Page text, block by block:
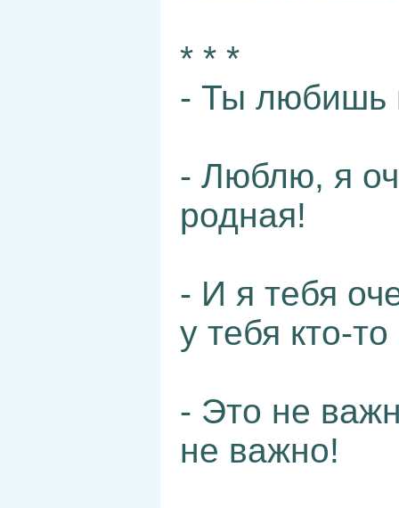
* * *
- Ты любишь
- Люблю, я
родная!
- И я тебя
у тебя кто-
- Это не
не важно!